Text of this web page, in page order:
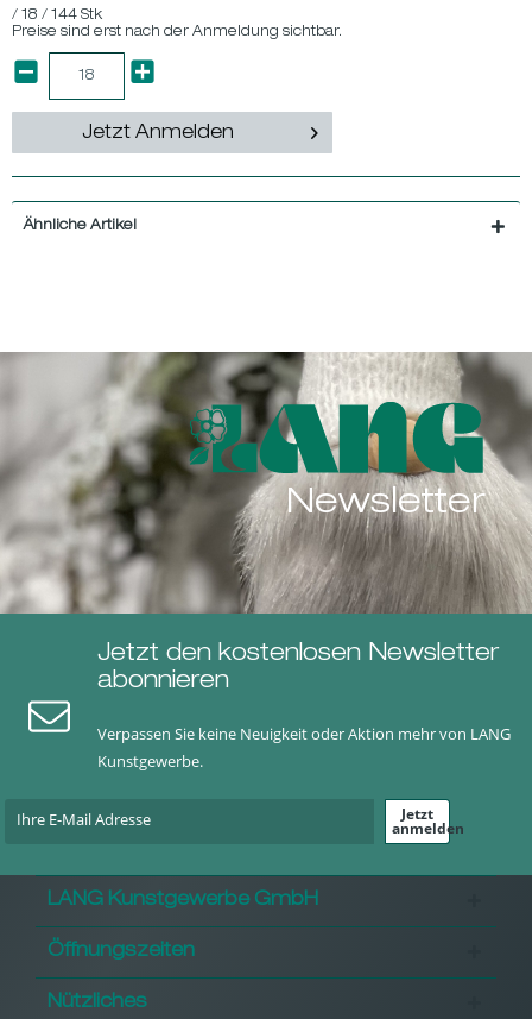
/ 18 / 144 Stk
Preise sind erst nach der Anmeldung sichtbar.
Jetzt Anmelden
Ähnliche Artikel
Newsletter
Jetzt den kostenlosen Newsletter
abonnieren
Verpassen Sie keine Neuigkeit oder Aktion mehr von LANG
Kunstgewerbe.
Jetzt
anmelden
LANG Kunstgewerbe GmbH
Öffnungszeiten
Nützliches